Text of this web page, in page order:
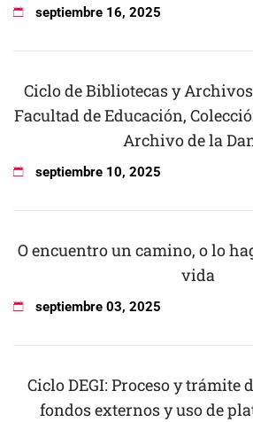
septiembre 16, 2025
Ciclo de Bibliotecas y
Facultad de Educación,
Archivo de la
septiembre 10, 2025
O encuentro un camino, o lo
vida
septiembre 03, 2025
Ciclo DEGI: Proceso y trámite
fondos externos y uso de